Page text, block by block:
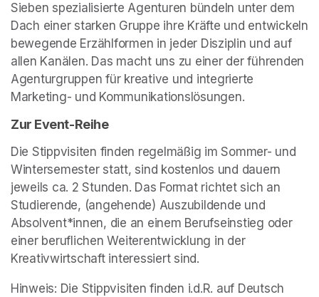
Sieben spezialisierte Agenturen bündeln unter dem
Dach einer starken Gruppe ihre Kräfte und entwickeln
bewegende Erzählformen in jeder Disziplin und auf
allen Kanälen. Das macht uns zu einer der führenden
Agenturgruppen für kreative und integrierte
Marketing- und Kommunikationslösungen.
Zur Event-Reihe
Die Stippvisiten finden regelmäßig im Sommer- und
Wintersemester statt, sind kostenlos und dauern
jeweils ca. 2 Stunden. Das Format richtet sich an
Studierende, (angehende) Auszubildende und
Absolvent*innen, die an einem Berufseinstieg oder
einer beruflichen Weiterentwicklung in der
Kreativwirtschaft interessiert sind.
Hinweis: Die Stippvisiten finden i.d.R. auf Deutsch